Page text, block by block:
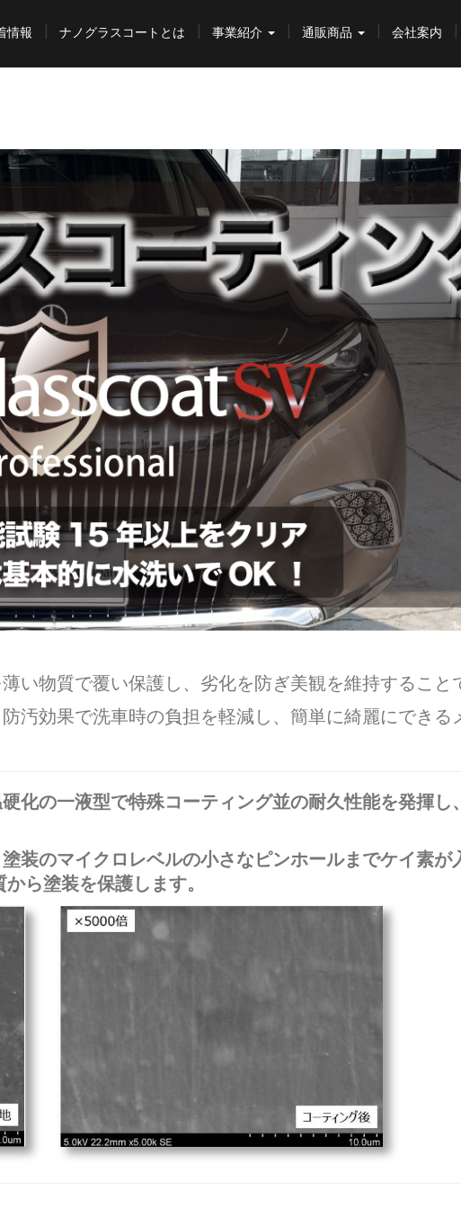
情報 ナノグラスコートとは 事業紹介 通販商品 会社案内
い物質で覆い保護し、劣化を防ぎ美観を維持すること
汚効果で洗車時の負担を軽減し、簡単に綺麗にできる
の一液型で特殊コーティング並の耐久性能を発揮し、
装のマイクロレベルの小さなピンホールまでケイ素が
ら塗装を保護します。